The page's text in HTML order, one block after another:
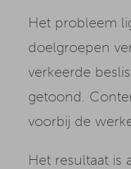
Het probleem
doelgroepen
verkeerde
getoond.
voorbij de
Het resultaat is